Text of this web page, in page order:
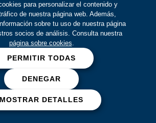
para personalizar el contenido y
de nuestra página web. Además,
sobre tu uso de nuestra página
socios de análisis. Consulta nuestra
página sobre cookies.
PERMITIR TODAS
DENEGAR
MOSTRAR DETALLES